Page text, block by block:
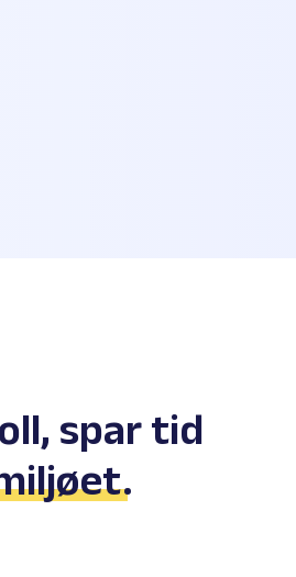
spar tid
.